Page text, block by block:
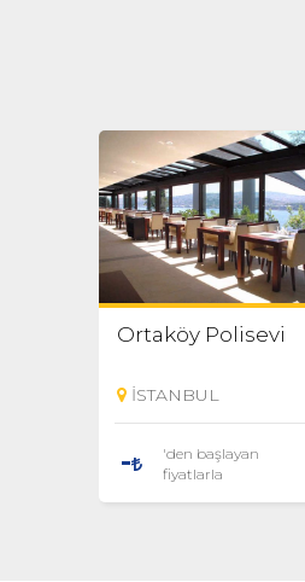
Ortaköy Polisevi
İSTANBUL
-
'den başlayan
fiyatlarla